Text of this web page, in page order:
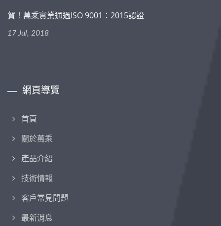
賀！萬乘實業通過ISO 9001：2015認證
17 Jul, 2018
網頁導覽
首頁
關於萬乘
產品介紹
技術情報
客戶常見問題
最新消息